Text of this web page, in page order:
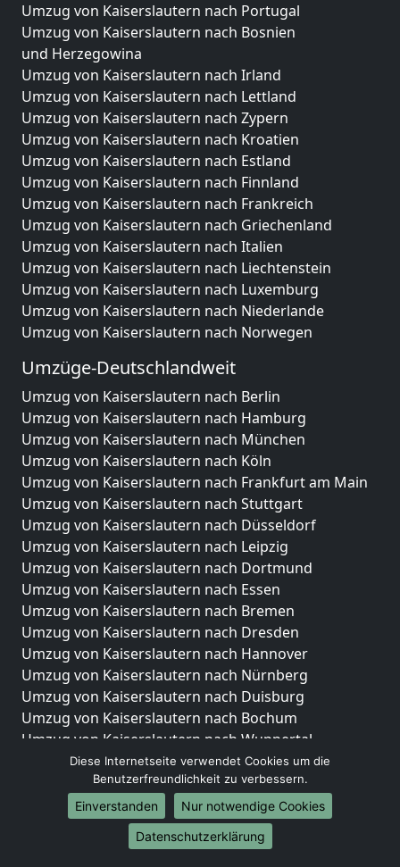
Umzug von Kaiserslautern nach Portugal
Umzug von Kaiserslautern nach Bosnien
und Herzegowina
Umzug von Kaiserslautern nach Irland
Umzug von Kaiserslautern nach Lettland
Umzug von Kaiserslautern nach Zypern
Umzug von Kaiserslautern nach Kroatien
Umzug von Kaiserslautern nach Estland
Umzug von Kaiserslautern nach Finnland
Umzug von Kaiserslautern nach Frankreich
Umzug von Kaiserslautern nach Griechenland
Umzug von Kaiserslautern nach Italien
Umzug von Kaiserslautern nach Liechtenstein
Umzug von Kaiserslautern nach Luxemburg
Umzug von Kaiserslautern nach Niederlande
Umzug von Kaiserslautern nach Norwegen
Umzüge-Deutschlandweit
Umzug von Kaiserslautern nach Berlin
Umzug von Kaiserslautern nach Hamburg
Umzug von Kaiserslautern nach München
Umzug von Kaiserslautern nach Köln
Umzug von Kaiserslautern nach Frankfurt am Main
Umzug von Kaiserslautern nach Stuttgart
Umzug von Kaiserslautern nach Düsseldorf
Umzug von Kaiserslautern nach Leipzig
Umzug von Kaiserslautern nach Dortmund
Umzug von Kaiserslautern nach Essen
Umzug von Kaiserslautern nach Bremen
Umzug von Kaiserslautern nach Dresden
Umzug von Kaiserslautern nach Hannover
Umzug von Kaiserslautern nach Nürnberg
Umzug von Kaiserslautern nach Duisburg
Umzug von Kaiserslautern nach Bochum
Umzug von Kaiserslautern nach Wuppertal
Umzug von Kaiserslautern nach Bielefeld
Umzug von Kaiserslautern nach Bonn
Umzug von Kaiserslautern nach Münster
Internationale-Umzüge
Diese Internetseite verwendet Cookies um die
Benutzerfreundlichkeit zu verbessern.
Einverstanden
Nur notwendige Cookies
Datenschutzerklärung